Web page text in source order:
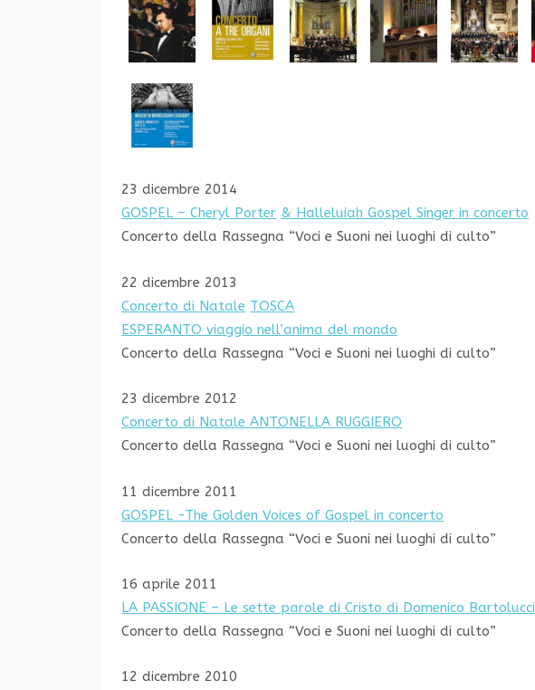
23 dicembre 2014
GOSPEL – Cheryl Porter & Halleluiah Gospel Singer in concerto
Concerto della Rassegna “Voci e Suoni nei luoghi di culto”
22 dicembre 2013
Concerto di Natale TOSCA
ESPERANTO viaggio nell’anima del mondo
Concerto della Rassegna “Voci e Suoni nei luoghi di culto”
23 dicembre 2012
Concerto di Natale ANTONELLA RUGGIERO
Concerto della Rassegna “Voci e Suoni nei luoghi di culto”
11 dicembre 2011
GOSPEL -The Golden Voices of Gospel in concerto
Concerto della Rassegna “Voci e Suoni nei luoghi di culto”
16 aprile 2011
LA PASSIONE – Le sette parole di Cristo di Domenico Bartolucci
Concerto della Rassegna “Voci e Suoni nei luoghi di culto”
12 dicembre 2010